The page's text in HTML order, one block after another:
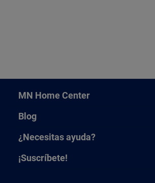
MN Home Center
Blog
¿Necesitas ayuda?
¡Suscríbete!